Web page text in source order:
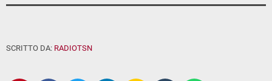
SCRITTO DA: RADIOTSN